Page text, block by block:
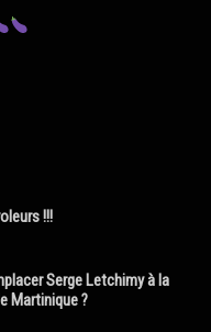
!!!
Serge Letchimy à la
Martinique ?